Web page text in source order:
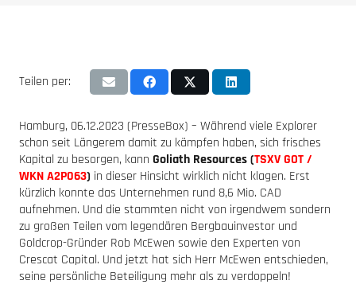
Teilen per:
Hamburg, 06.12.2023 (PresseBox) – Während viele Explorer
schon seit Längerem damit zu kämpfen haben, sich frisches
Kapital zu besorgen, kann Goliath Resources (TSXV GOT /
WKN A2P063) in dieser Hinsicht wirklich nicht klagen. Erst
kürzlich konnte das Unternehmen rund 8,6 Mio. CAD
aufnehmen. Und die stammten nicht von irgendwem sondern
zu großen Teilen vom legendären Bergbauinvestor und
Goldcrop-Gründer Rob McEwen sowie den Experten von
Crescat Capital. Und jetzt hat sich Herr McEwen entschieden,
seine persönliche Beteiligung mehr als zu verdoppeln!